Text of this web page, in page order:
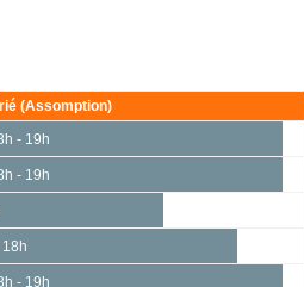
(Assomption)
- 19h
- 19h
18h
- 19h